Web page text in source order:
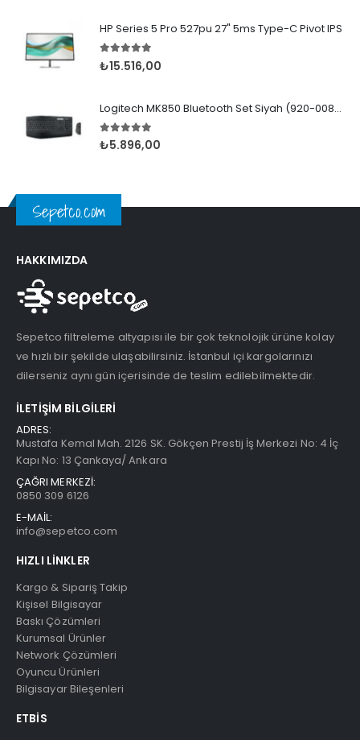
HP Series 5 Pro 527pu 27" 5ms Type-C Pivot IPS
5.005 üzerinden
₺15.516,00
Logitech MK850 Bluetooth Set Siyah (920-008230)
5.005 üzerinden
₺5.896,00
Sepetco.com
HAKKIMIZDA
Sepetco filtreleme altyapısı ile bir çok teknolojik ürüne kolay
ve hızlı bir şekilde ulaşabilirsiniz. İstanbul içi kargolarınızı
dilerseniz aynı gün içerisinde de teslim edilebilmektedir.
İLETIŞIM BILGILERI
ADRES:
Mustafa Kemal Mah. 2126 SK. Gökçen Prestij İş Merkezi No: 4 İç
Kapı No: 13 Çankaya/ Ankara
ÇAĞRI MERKEZİ:
0850 309 6126
E-MAİL:
info@sepetco.com
HIZLI LINKLER
Kargo & Sipariş Takip
Kişisel Bilgisayar
Baskı Çözümleri
Kurumsal Ürünler
Network Çözümleri
Oyuncu Ürünleri
Bilgisayar Bileşenleri
ETBIS